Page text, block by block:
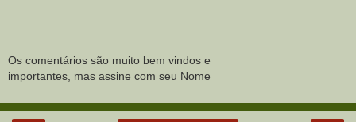
Os comentários são muito bem vindos e
importantes, mas assine com seu Nome